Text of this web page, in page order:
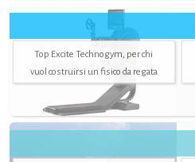
Top Excite Technogym, per chi
vuol costruirsi un fisico da regata